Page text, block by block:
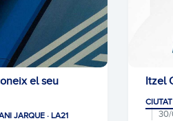
el seu
JARQUE · LA21
Itzel